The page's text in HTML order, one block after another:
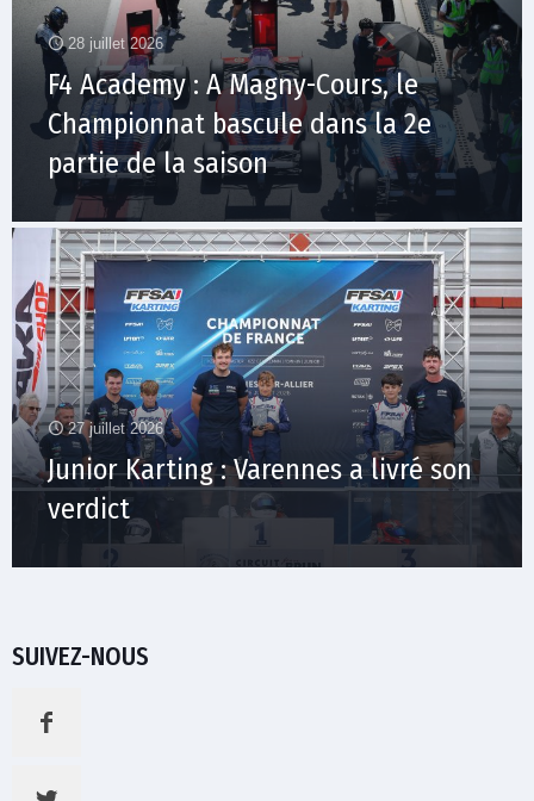
28 juillet 2026
F4 Academy : A Magny-Cours, le
Championnat bascule dans la 2e
partie de la saison
27 juillet 2026
Junior Karting : Varennes a livré son
verdict
SUIVEZ-NOUS